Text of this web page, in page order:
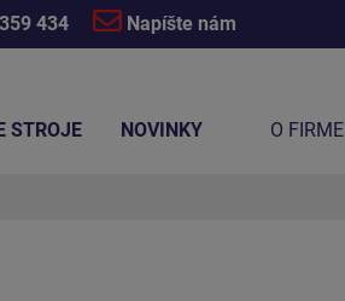
434 Napíšte nám
STROJE NOVINKY O FIRME